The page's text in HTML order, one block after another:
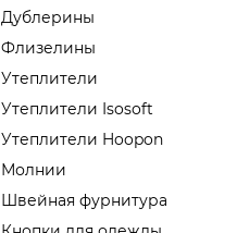
Дублерины
Флизелины
Утеплители
Утеплители Isosoft
Утеплители Hoopon
Молнии
Швейная фурнитура